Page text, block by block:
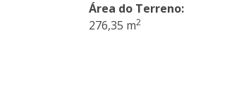
Área do Terreno:
276,35 m2